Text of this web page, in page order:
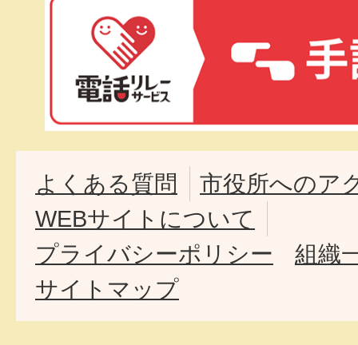
よくある質問
市役所へのア
WEBサイトについて
プライバシーポリシー
組織
サイトマップ